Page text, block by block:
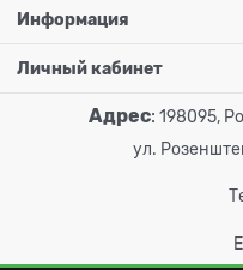
Информация
Личный кабинет
Адрес: 198095,
ул.